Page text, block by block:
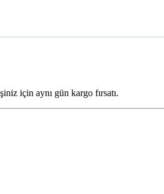
için aynı gün kargo fırsatı.